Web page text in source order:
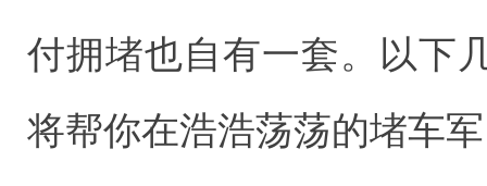
付拥堵也自有一套。以下
将帮你在浩浩荡荡的堵车